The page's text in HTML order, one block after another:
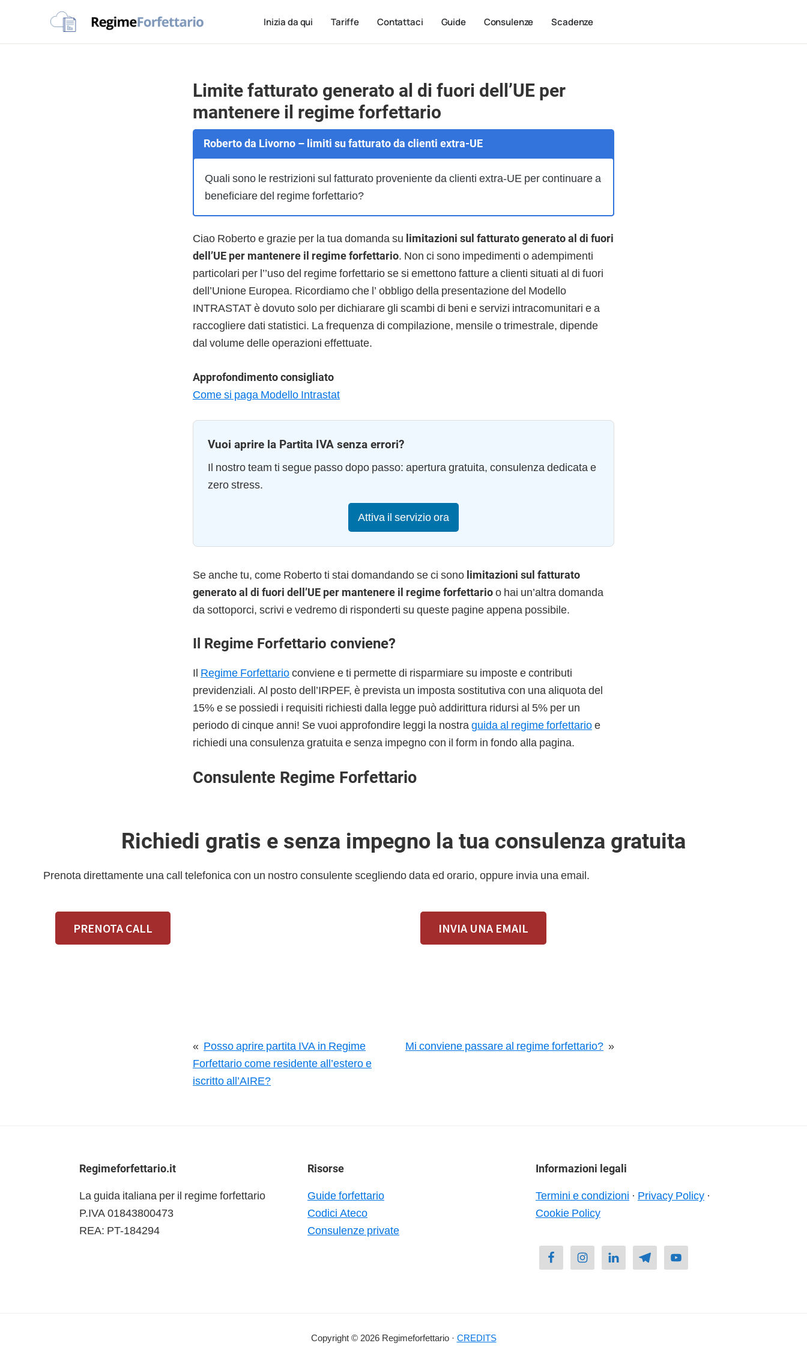
navigazione
contenuto
piè
Regime
La
Inizia da qui Tariffe Contattaci Guide Consulenze Scadenze
Limite fatturato generato al di fuori dell’UE per
mantenere il regime forfettario
Roberto da Livorno – limiti su fatturato da clienti extra-UE
Quali sono le restrizioni sul fatturato proveniente da clienti extra-UE per continuare a
beneficiare del regime forfettario?
Ciao Roberto e grazie per la tua domanda su limitazioni sul fatturato generato al di fuori
dell’UE per mantenere il regime forfettario. Non ci sono impedimenti o adempimenti
particolari per l’’uso del regime forfettario se si emettono fatture a clienti situati al di fuori
dell’Unione Europea. Ricordiamo che l’ obbligo della presentazione del Modello
INTRASTAT è dovuto solo per dichiarare gli scambi di beni e servizi intracomunitari e a
raccogliere dati statistici. La frequenza di compilazione, mensile o trimestrale, dipende
dal volume delle operazioni effettuate.
Approfondimento consigliato
Come si paga Modello Intrastat
Vuoi aprire la Partita IVA senza errori?
Il nostro team ti segue passo dopo passo: apertura gratuita, consulenza dedicata e
zero stress.
Attiva il servizio ora
Se anche tu, come Roberto ti stai domandando se ci sono limitazioni sul fatturato
generato al di fuori dell’UE per mantenere il regime forfettarioo hai un’altra domanda
da sottoporci, scrivi e vedremo di risponderti su queste pagine appena possibile.
Il Regime Forfettario conviene?
Il Regime Forfettarioconviene e ti permette di risparmiare su imposte e contributi
previdenziali. Al posto dell’IRPEF, è prevista un imposta sostitutiva con una aliquota del
15% e se possiedi i requisiti richiesti dalla legge può addirittura ridursi al 5% per un
periodo di cinque anni! Se vuoi approfondire leggi la nostra guida al regime forfettarioe
richiedi una consulenza gratuita e senza impegno con il form in fondo alla pagina.
Consulente Regime Forfettario
Richiedi gratis e senza impegno la tua consulenza gratuita
Prenota direttamente una call telefonica con un nostro consulente scegliendo data ed orario, oppure invia una email.
PRENOTA CALL INVIA UNA EMAIL
« Posso aprire partita IVA in Regime
Forfettario come residente all’estero e
iscritto all’AIRE?
Mi conviene passare al regime forfettario? »
Regimeforfettario.it
La guida italiana per il regime forfettario
P.IVA 01843800473
REA: PT-184294
Risorse
Guide forfettario
Codici Ateco
Consulenze private
Informazioni legali
Termini e condizioni · Privacy Policy ·
Cookie Policy
Copyright © 2026 Regimeforfettario · CREDITS